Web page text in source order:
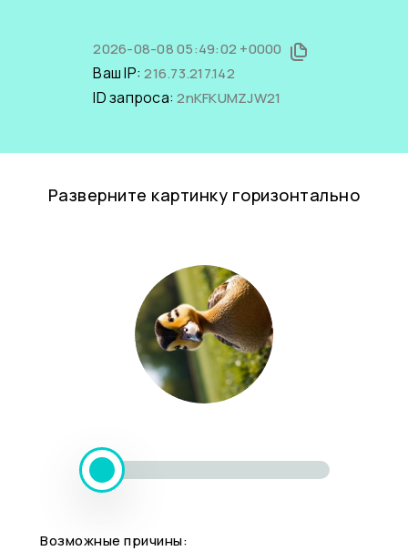
2026-08-08 05:49:02 +0000
Ваш IP:216.73.217.142
ID запроса:2nKFKUMZJW21
Разверните картинку горизонтально
Возможные причины: